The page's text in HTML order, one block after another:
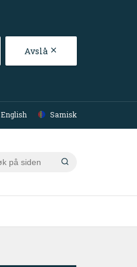
Avslå
English Samisk